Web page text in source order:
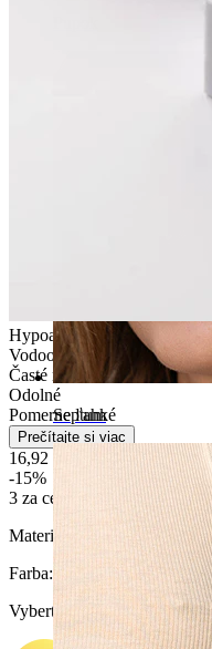
Septum
Hypoalergénne
Vodoodolné
Časté nosenie
Odolné
Pomerne ľahké
Prečítajte si viac
16,92 €
-15%
3 za cenu 2
Materiál:
Farba:
Vyberte Farba